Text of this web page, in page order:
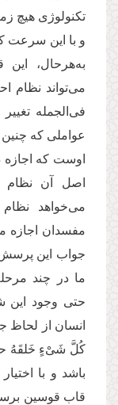
تكنولوژی هیچ
و با این سرعت
به‌هرحال،
می‌تواند نظام
فی‌الجمله
عواملی كه چنین
اوست كه اجازه
اصل آن نظام
می‌خواهد
مفسدان اجازه
جواب این پرسش
ما در چند
حتی وجود این
انسان از
كُلَّ شَیْءٍ خَلقَهُ
باشد و با
قاب قوسین